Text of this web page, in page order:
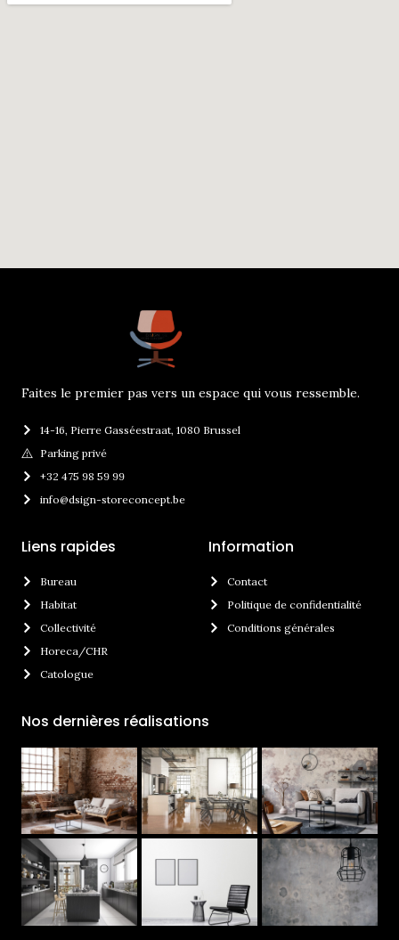
Faites le premier pas vers un espace qui vous ressemble.
14-16, Pierre Gasséestraat, 1080 Brussel
Parking privé
+32 475 98 59 99
info@dsign-storeconcept.be
Liens rapides
Bureau
Habitat
Collectivité
Horeca/CHR
Catologue
Information
Contact
Politique de confidentialité
Conditions générales
Nos dernières réalisations